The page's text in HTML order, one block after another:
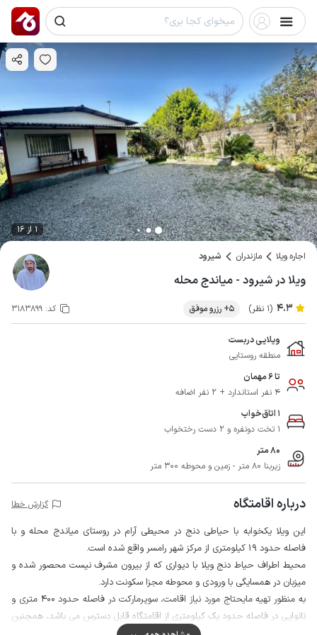
1 از 16
اجاره ویلا مازندران شیرود
ویلا در شیرود - میاندج محله
4.3 (1 نظر) 5+ رزرو موفق کد: 3183899
ویلایی دربست
منطقه روستایی
تا 6 مهمان
4 نفر استاندارد + 2 نفر اضافه
1 اتاق‌خواب
1 تخت دونفره و 2 دست رختخواب
80 متر
زیربنا 80 متر - زمین و محوطه 300 متر
درباره اقامتگاه گزارش خطا
این ویلا یکخوابه با حیاطی دنج در محیطی آرام در روستای میاندج محله و با
فاصله حدود 19 کیلومتری از مرکز شهر رامسر واقع شده است.
محیط اطراف حیاط دنج ویلا با دیواری که از بیرون مشرف نیست محصور شده و
میزبان در همسایگی با ورودی و محوطه مجزا سکونت دارد.
به منظور تهیه مایحتاج مورد نیاز اقامت، سوپرمارکت در فاصله حدود 400 متری و
نانوایی در فاصله حدود یک کیلومتری از اقامتگاه قابل دسترس می باشد، همچنین